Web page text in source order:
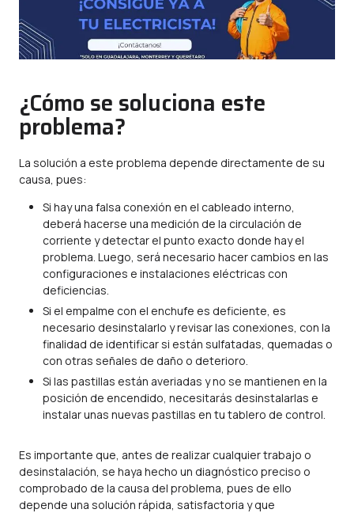
¿Cómo se soluciona este
problema?
La solución a este problema depende directamente de su
causa, pues:
Si hay una falsa conexión en el cableado interno,
deberá hacerse una medición de la circulación de
corriente y detectar el punto exacto donde hay el
problema. Luego, será necesario hacer cambios en las
configuraciones e instalaciones eléctricas con
deficiencias.
Si el empalme con el enchufe es deficiente, es
necesario desinstalarlo y revisar las conexiones, con la
finalidad de identificar si están sulfatadas, quemadas o
con otras señales de daño o deterioro.
Si las pastillas están averiadas y no se mantienen en la
posición de encendido, necesitarás desinstalarlas e
instalar unas nuevas pastillas en tu tablero de control.
Es importante que, antes de realizar cualquier trabajo o
desinstalación, se haya hecho un diagnóstico preciso o
comprobado de la causa del problema, pues de ello
depende una solución rápida, satisfactoria y que